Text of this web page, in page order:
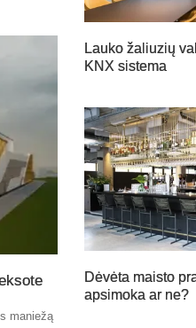
maniežą
Lauko žaliuzių
KNX sistema
Dėvėta maisto
apsimoka ar ne?